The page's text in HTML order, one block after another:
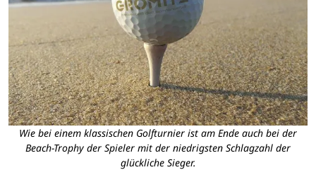
Wie bei einem klassischen Golfturnier ist am Ende auch bei der
Beach-Trophy der Spieler mit der niedrigsten Schlagzahl der
glückliche Sieger.